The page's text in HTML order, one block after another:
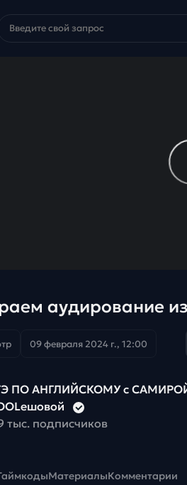
аудирование
09 февраля 2024 г., 12:00
ПО АНГЛИЙСКОМУ с
тыс. подписчиков
МатериалыКомментарии